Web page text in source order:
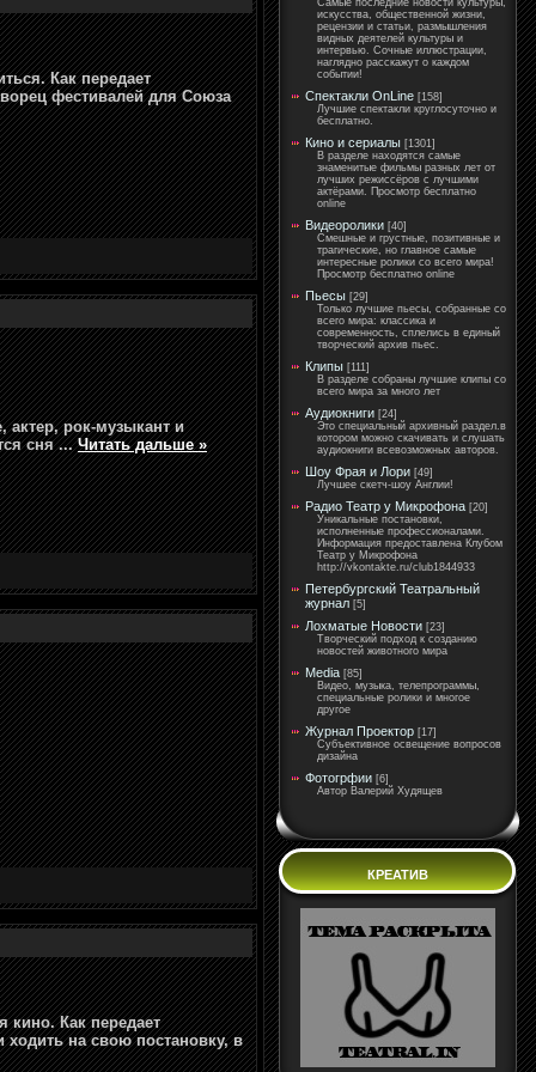
Как передает
фестивалей для Союза
актер, рок-музыкант и
сня...Читать дальше »
кино. Как передает
ходить на свою постановку, в
Самые последние новости культуры,
искусства, общественной жизни,
рецензии и статьи, размышления
видных деятелей культуры и
интервью. Сочные иллюстрации,
наглядно расскажут о каждом
событии!
Спектакли OnLine [158]
Лучшие спектакли круглосуточно и
бесплатно.
Кино и сериалы [1301]
В разделе находятся самые
знаменитые фильмы разных лет от
лучших режиссёров с лучшими
актёрами. Просмотр бесплатно
online
Видеоролики [40]
Смешные и грустные, позитивные и
трагические, но главное самые
интересные ролики со всего мира!
Просмотр бесплатно online
Пьесы [29]
Только лучшие пьесы, собранные со
всего мира: классика и
современность, сплелись в единый
творческий архив пьес.
Клипы [111]
В разделе собраны лучшие клипы со
всего мира за много лет
Аудиокниги [24]
Это специальный архивный раздел.в
котором можно скачивать и слушать
аудиокниги всевозможных авторов.
Шоу Фрая и Лори [49]
Лучшее скетч-шоу Англии!
Радио Театр у Микрофона [20]
Уникальные постановки,
исполненные профессионалами.
Информация предоставлена Клубом
Театр у Микрофона
http://vkontakte.ru/club1844933
Петербургский Театральный
журнал [5]
Лохматые Новости [23]
Творческий подход к созданию
новостей животного мира
Media [85]
Видео, музыка, телепрограммы,
специальные ролики и многое
другое
Журнал Проектор [17]
Субъективное освещение вопросов
дизайна
Фотогрфии [6]
Автор Валерий Худящев
КРЕАТИВ